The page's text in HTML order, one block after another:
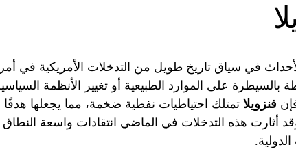
في سياق تاريخ طويل من التدخلات الأمريكية في أمريكا
بالسيطرة على الموارد الطبيعية أو تغيير الأنظمة
فنزويلا تمتلك احتياطيات نفطية ضخمة، مما يجعلها هدفًا
وقد أثارت هذه التدخلات في الماضي انتقادات واسعة